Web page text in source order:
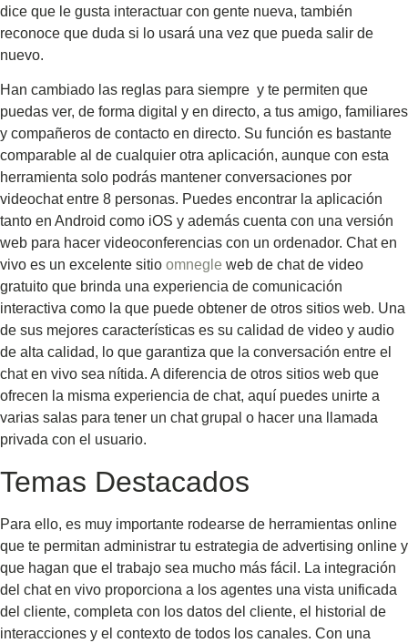
dice que le gusta interactuar con gente nueva, también
reconoce que duda si lo usará una vez que pueda salir de
nuevo.
Han cambiado las reglas para siempre y te permiten que
puedas ver, de forma digital y en directo, a tus amigo, familiares
y compañeros de contacto en directo. Su función es bastante
comparable al de cualquier otra aplicación, aunque con esta
herramienta solo podrás mantener conversaciones por
videochat entre 8 personas. Puedes encontrar la aplicación
tanto en Android como iOS y además cuenta con una versión
web para hacer videoconferencias con un ordenador. Chat en
vivo es un excelente sitio omnegle web de chat de video
gratuito que brinda una experiencia de comunicación
interactiva como la que puede obtener de otros sitios web. Una
de sus mejores características es su calidad de video y audio
de alta calidad, lo que garantiza que la conversación entre el
chat en vivo sea nítida. A diferencia de otros sitios web que
ofrecen la misma experiencia de chat, aquí puedes unirte a
varias salas para tener un chat grupal o hacer una llamada
privada con el usuario.
Temas Destacados
Para ello, es muy importante rodearse de herramientas online
que te permitan administrar tu estrategia de advertising online y
que hagan que el trabajo sea mucho más fácil. La integración
del chat en vivo proporciona a los agentes una vista unificada
del cliente, completa con los datos del cliente, el historial de
interacciones y el contexto de todos los canales. Con una